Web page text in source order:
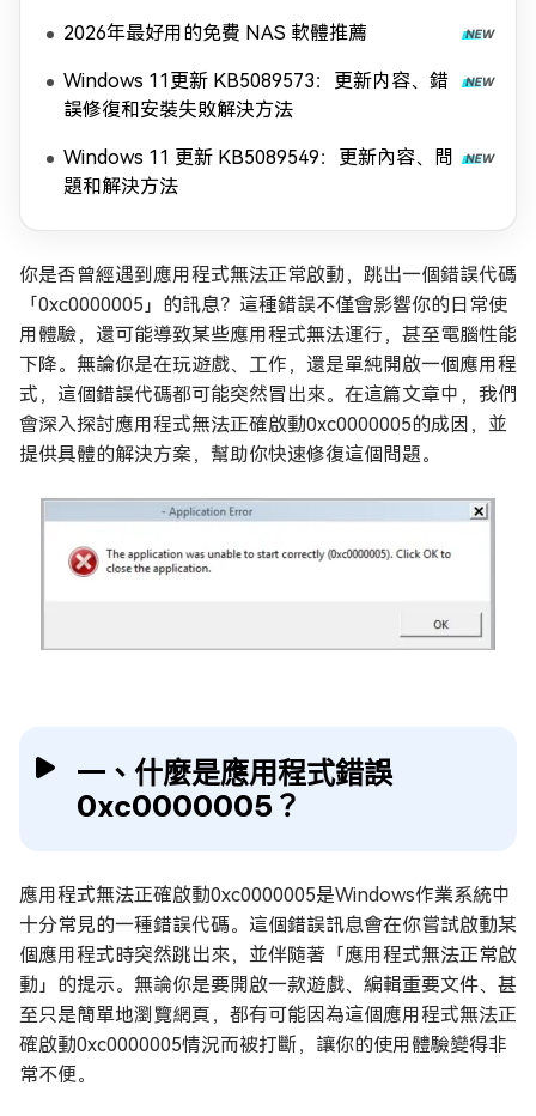
2026年最好用的免費 NAS 軟體推薦
Windows 11更新 KB5089573：更新内容、錯
誤修復和安裝失敗解決方法
Windows 11 更新 KB5089549：更新內容、問
題和解決方法
你是否曾經遇到應用程式無法正常啟動，跳出一個錯誤代碼
「0xc0000005」的訊息？這種錯誤不僅會影響你的日常使
用體驗，還可能導致某些應用程式無法運行，甚至電腦性能
下降。無論你是在玩遊戲、工作，還是單純開啟一個應用程
式，這個錯誤代碼都可能突然冒出來。在這篇文章中，我們
會深入探討應用程式無法正確啟動0xc0000005的成因，並
提供具體的解決方案，幫助你快速修復這個問題。
一、什麼是應用程式錯誤
0xc0000005？
應用程式無法正確啟動0xc0000005是Windows作業系統中
十分常見的一種錯誤代碼。這個錯誤訊息會在你嘗試啟動某
個應用程式時突然跳出來，並伴隨著「應用程式無法正常啟
動」的提示。無論你是要開啟一款遊戲、編輯重要文件、甚
至只是簡單地瀏覽網頁，都有可能因為這個應用程式無法正
確啟動0xc0000005情況而被打斷，讓你的使用體驗變得非
常不便。